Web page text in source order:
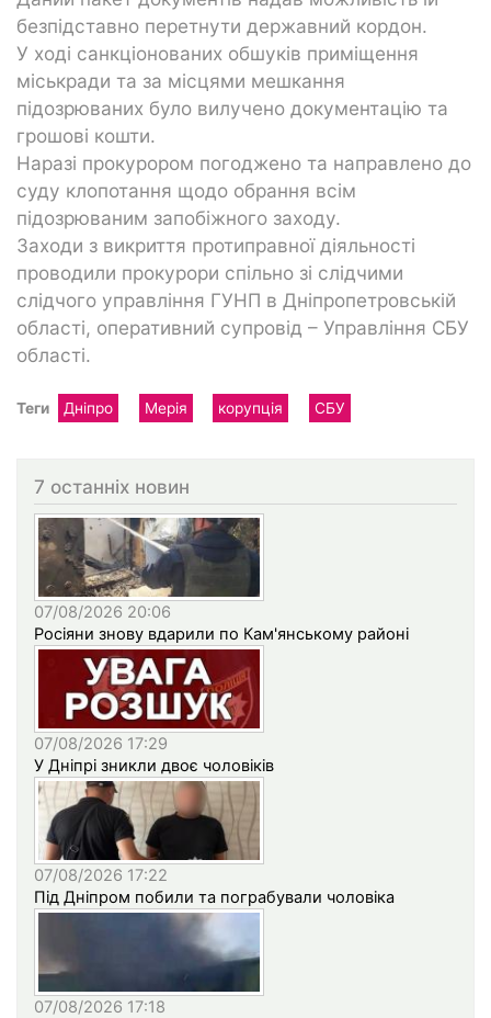
безпідставно перетнути державний кордон.
У ході санкціонованих обшуків приміщення
міськради та за місцями мешкання
підозрюваних було вилучено документацію та
грошові кошти.
Наразі прокурором погоджено та направлено до
суду клопотання щодо обрання всім
підозрюваним запобіжного заходу.
Заходи з викриття протиправної діяльності
проводили прокурори спільно зі слідчими
слідчого управління ГУНП в Дніпропетровській
області, оперативний супровід – Управління СБУ
області.
Теги Дніпро Мерія корупція СБУ
7 останніх новин
07/08/2026 20:06
Росіяни знову вдарили по Кам'янському районі
07/08/2026 17:29
У Дніпрі зникли двоє чоловіків
07/08/2026 17:22
Під Дніпром побили та пограбували чоловіка
07/08/2026 17:18